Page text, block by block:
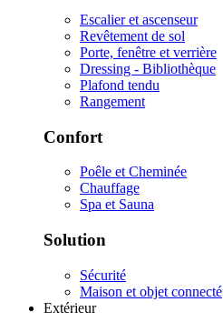
Escalier et ascenseur
Revêtement de sol
Porte, fenêtre et verrière
Dressing - Bibliothèque
Plafond tendu
Rangement
Confort
Poêle et Cheminée
Chauffage
Spa et Sauna
Solution
Sécurité
Maison et objet connecté
Extérieur